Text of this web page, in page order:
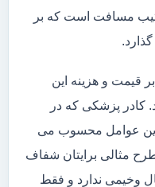
مسافت است که بر
قیمت و هزینه این
کادر پزشکی که در
این عوامل محسوب می
مثالی برایتان شفاف
وخیمی ندارد و فقط